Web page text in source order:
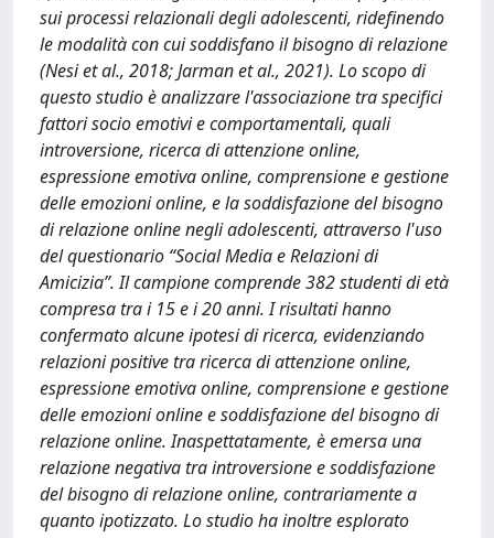
sui processi relazionali degli adolescenti, ridefinendo
le modalità con cui soddisfano il bisogno di relazione
(Nesi et al., 2018; Jarman et al., 2021). Lo scopo di
questo studio è analizzare l'associazione tra specifici
fattori socio emotivi e comportamentali, quali
introversione, ricerca di attenzione online,
espressione emotiva online, comprensione e gestione
delle emozioni online, e la soddisfazione del bisogno
di relazione online negli adolescenti, attraverso l'uso
del questionario “Social Media e Relazioni di
Amicizia”. Il campione comprende 382 studenti di età
compresa tra i 15 e i 20 anni. I risultati hanno
confermato alcune ipotesi di ricerca, evidenziando
relazioni positive tra ricerca di attenzione online,
espressione emotiva online, comprensione e gestione
delle emozioni online e soddisfazione del bisogno di
relazione online. Inaspettatamente, è emersa una
relazione negativa tra introversione e soddisfazione
del bisogno di relazione online, contrariamente a
quanto ipotizzato. Lo studio ha inoltre esplorato